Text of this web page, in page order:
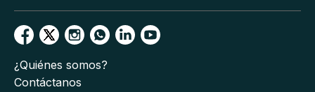
¿Quiénes somos?
Contáctanos